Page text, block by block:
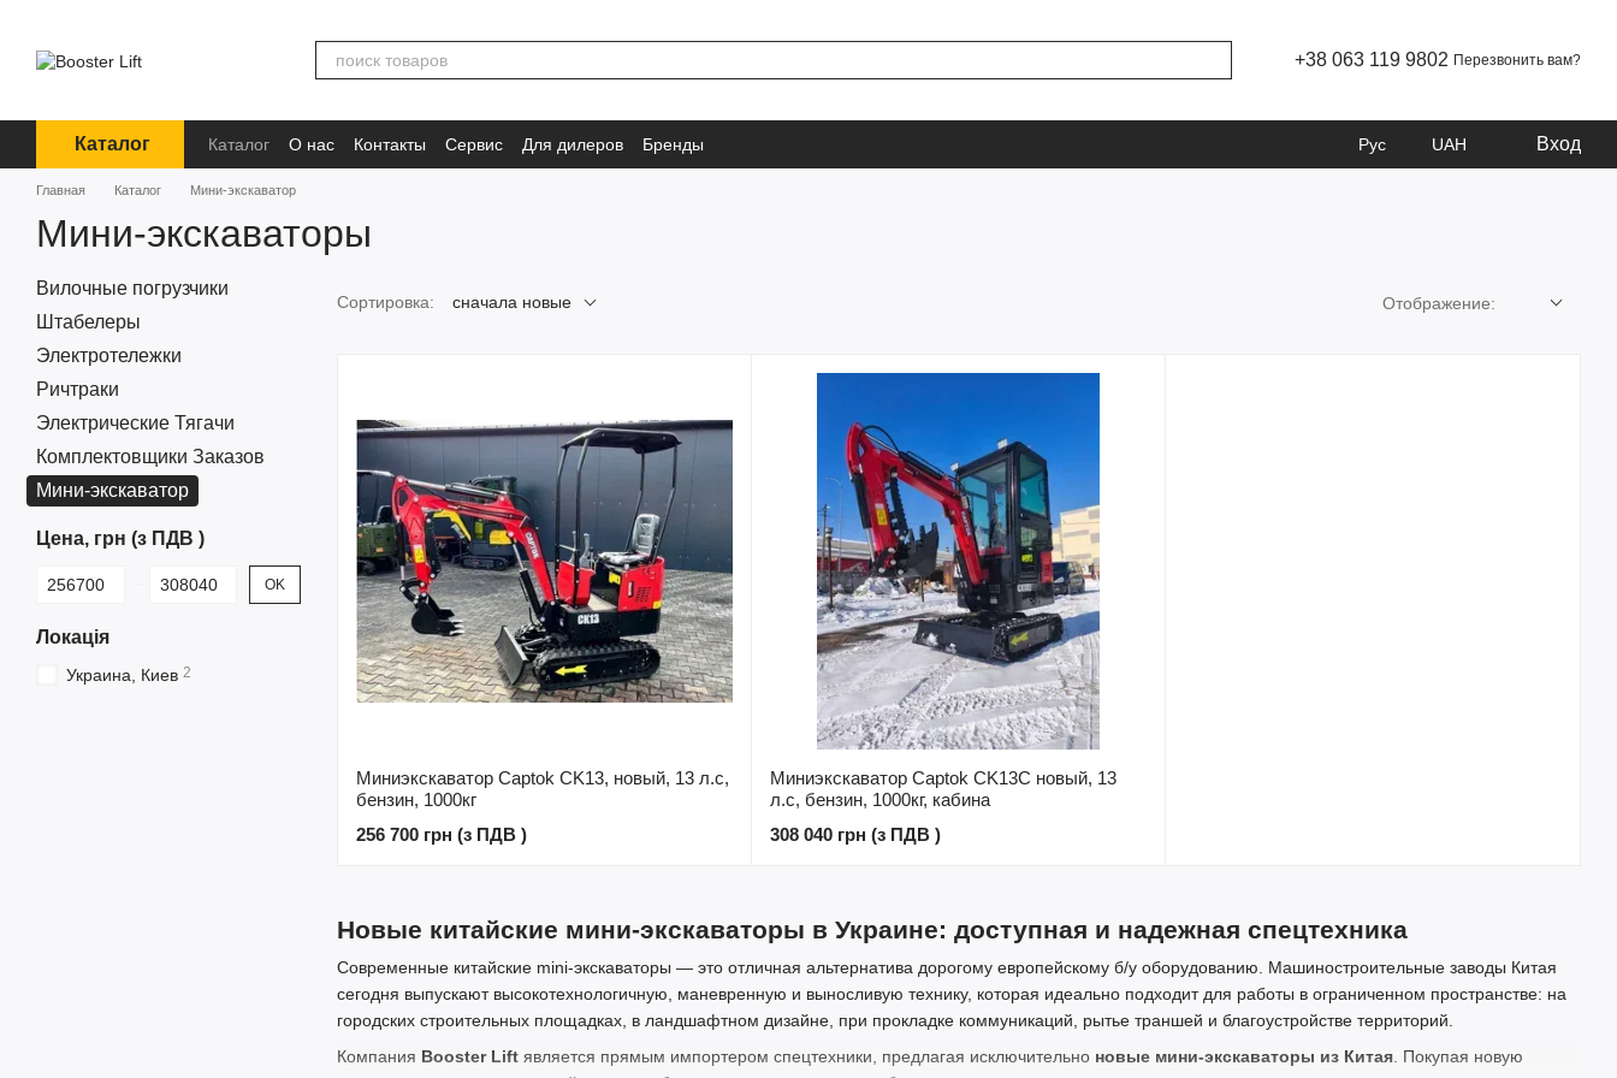
+38 063 119 9802 Перезвонить вам?
Каталог Каталог О нас Контакты Сервис Для дилеров
Бренды
Информация
Рус UAH Вход
Главная Каталог Мини-экскаватор
Мини-экскаваторы
Сортировка: сначала новые Отображение:
Новые китайские мини-экскаваторы в Украине: доступная и надежная спецтехника
Современные китайские mini-экскаваторы — это отличная альтернатива дорогому европейскому б/у оборудованию. Машиностроительные заводы Китая
сегодня выпускают высокотехнологичную, маневренную и выносливую технику, которая идеально подходит для работы в ограниченном пространстве: на
городских строительных площадках, в ландшафтном дизайне, при прокладке коммуникаций, рытье траншей и благоустройстве территорий.
Компания Booster Lift является прямым импортером спецтехники, предлагая исключительно новые мини-экскаваторы из Китая. Покупая новую
Миниэкскаватор Captok CK13, новый, 13 л.с,
бензин, 1000кг
256 700 грн (з ПДВ )
Миниэкскаватор Captok CK13С новый, 13
л.с, бензин, 1000кг, кабина
308 040 грн (з ПДВ )
Вилочные погрузчики
Штабелеры
Электротележки
Ричтраки
Электрические Тягачи
Комплектовщики Заказов
Мини-экскаватор
Цена, грн (з ПДВ )
От Цена, грн (з ПДВ )
До Цена, грн (з ПДВ ) OK
Локація
Украина, Киев 2